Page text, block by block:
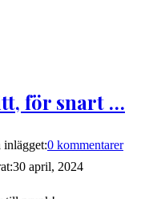
för snart …
inlägget:0 kommentarer
30 april, 2024